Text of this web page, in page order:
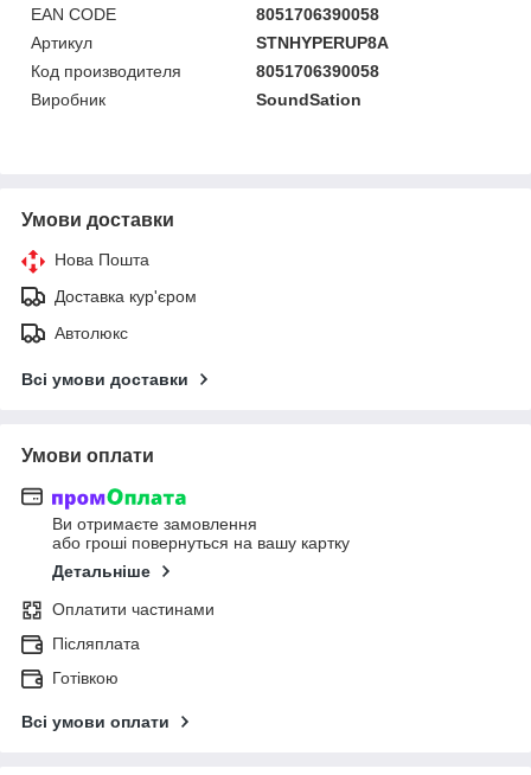
EAN CODE
8051706390058
Артикул
STNHYPERUP8A
Код производителя
8051706390058
Виробник
SoundSation
Умови доставки
Нова Пошта
Доставка кур'єром
Автолюкс
Всі умови доставки
Умови оплати
Ви отримаєте замовлення
або гроші повернуться на вашу картку
Детальніше
Оплатити частинами
Післяплата
Готівкою
Всі умови оплати